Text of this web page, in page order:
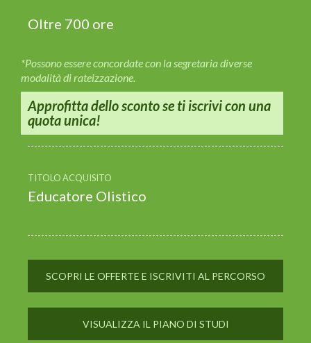
Oltre 700 ore
*Possono essere concordate con la segretaria diverse
modalità di rateizzazione.
Approfitta dello sconto se ti iscrivi con una
quota unica!
TITOLO ACQUISITO
Educatore Olistico
SCOPRI LE OFFERTE E ISCRIVITI AL PERCORSO
VISUALIZZA IL PIANO DI STUDI